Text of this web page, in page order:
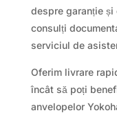
despre garanție
consulți
serviciul de
Oferim livrare
încât să poți
anvelopelor